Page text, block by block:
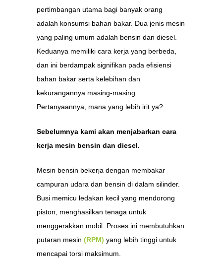
pertimbangan utama bagi banyak orang
adalah konsumsi bahan bakar. Dua jenis mesin
yang paling umum adalah bensin dan diesel.
Keduanya memiliki cara kerja yang berbeda,
dan ini berdampak signifikan pada efisiensi
bahan bakar serta kelebihan dan
kekurangannya masing-masing.
Pertanyaannya, mana yang lebih irit ya?
Sebelumnya kami akan menjabarkan cara
kerja mesin bensin dan diesel.
Mesin bensin bekerja dengan membakar
campuran udara dan bensin di dalam silinder.
Busi memicu ledakan kecil yang mendorong
piston, menghasilkan tenaga untuk
menggerakkan mobil. Proses ini membutuhkan
putaran mesin (RPM) yang lebih tinggi untuk
mencapai torsi maksimum.